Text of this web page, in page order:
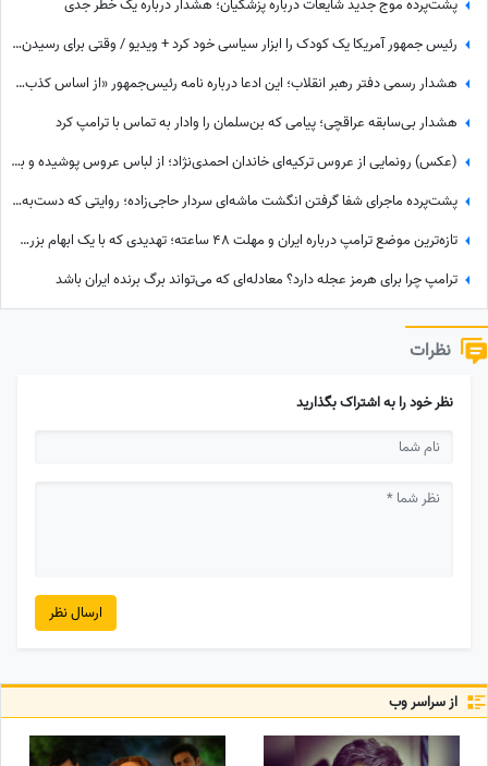
پشت‌پرده موج جدید شایعات درباره پزشکیان؛ هشدار درباره یک خطر جدی
رئیس جمهور آمریکا یک کودک را ابزار سیاسی خود کرد + ویدیو / وقتی برای رسیدن به هدفت همه برات وسیله هستند!!!
هشدار رسمی دفتر رهبر انقلاب؛ این ادعا درباره نامه رئیس‌جمهور «از اساس کذب» است
هشدار بی‌سابقه عراقچی؛ پیامی که بن‌سلمان را وادار به تماس با ترامپ کرد
(عکس) رونمایی از عروس ترکیه‌ای خاندان احمدی‌نژاد؛ از لباس عروس پوشیده و با شنل دور توری تا...
پشت‌پرده ماجرای شفا گرفتن انگشت ماشه‌ای سردار حاجی‌زاده؛ روایتی که دست‌به‌دست می‌شود
تازه‌ترین موضع ترامپ درباره ایران و مهلت 48 ساعته؛ تهدیدی که با یک ابهام بزرگ همراه شد
ترامپ چرا برای هرمز عجله دارد؟ معادله‌ای که می‌تواند برگ برنده ایران باشد
نظرات
نظر خود را به اشتراک بگذارید
ارسال نظر
از سراسر وب